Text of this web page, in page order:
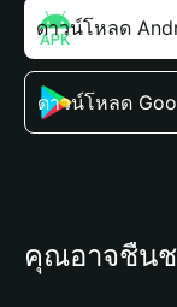
ดาวน์โหลด
ดาวน์โหลด
คุณอาจชื่น